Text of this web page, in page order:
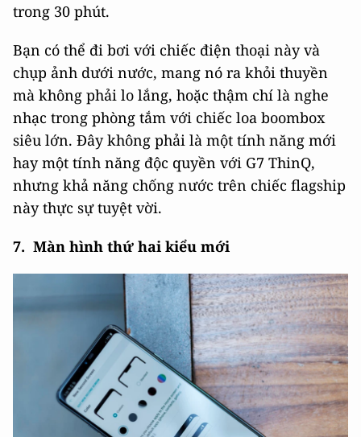
trong 30 phút.
Bạn có thể đi bơi với chiếc điện thoại này và
chụp ảnh dưới nước, mang nó ra khỏi thuyền
mà không phải lo lắng, hoặc thậm chí là nghe
nhạc trong phòng tắm với chiếc loa boombox
siêu lớn. Đây không phải là một tính năng mới
hay một tính năng độc quyền với G7 ThinQ,
nhưng khả năng chống nước trên chiếc flagship
này thực sự tuyệt vời.
7. Màn hình thứ hai kiểu mới